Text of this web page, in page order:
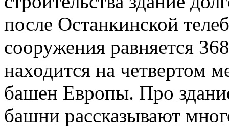
после Останкинской
сооружения равняется
находится на четвертом
башен Европы. Про
башни рассказывают